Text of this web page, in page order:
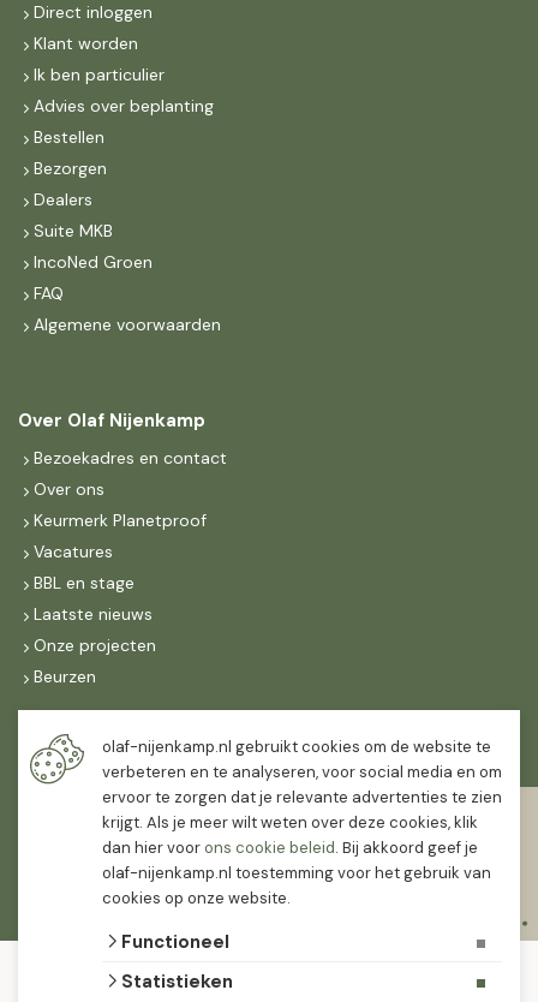
Direct inloggen
Klant worden
Ik ben particulier
Advies over beplanting
Bestellen
Bezorgen
Dealers
Suite MKB
IncoNed Groen
FAQ
Algemene voorwaarden
Over Olaf Nijenkamp
Bezoekadres en contact
Over ons
Keurmerk Planetproof
Vacatures
BBL en stage
Laatste nieuws
Onze projecten
Beurzen
Maandag t/m vrijdag
07:30-
16:30
12:00
algemene voorwaarden
olaf-nijenkamp.nl gebruikt cookies om de website te
verbeteren en te analyseren, voor social media en om
ervoor te zorgen dat je relevante advertenties te zien
krijgt. Als je meer wilt weten over deze cookies, klik
dan hier voorons cookie beleid. Bij akkoord geef je
olaf-nijenkamp.nl toestemming voor het gebruik van
cookies op onze website.
Functioneel
Statistieken